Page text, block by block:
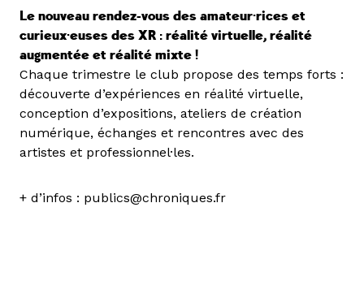
Le nouveau rendez-vous des amateur·rices et
curieux·euses des XR : réalité virtuelle, réalité
augmentée et réalité mixte !
Chaque trimestre le club propose des temps forts :
découverte d’expériences en réalité virtuelle,
conception d’expositions, ateliers de création
numérique, échanges et rencontres avec des
artistes et professionnel·les.
+ d’infos : publics@chroniques.fr